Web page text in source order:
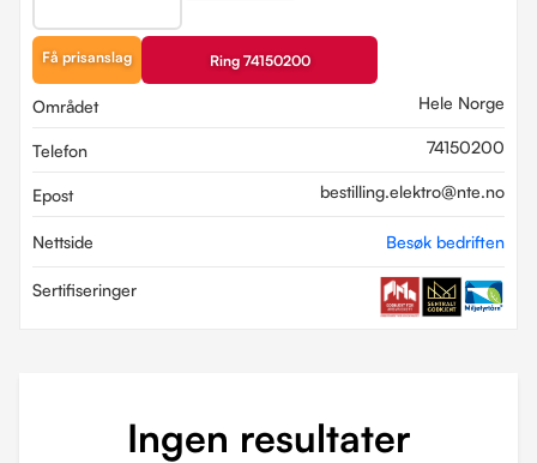
Få prisanslag Ring 74150200
Området Hele Norge
Telefon 74150200
Epost bestilling.elektro@nte.no
Nettside Besøk bedriften
Sertifiseringer
Ingen resultater